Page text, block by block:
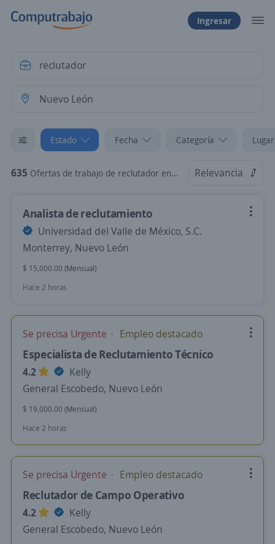
Ingresar
Estado Fecha Categoría
635 Ofertas de trabajo de reclutador en Nuevo León Relevancia
Analista de reclutamiento
Universidad del Valle de México, S.C.
Monterrey, Nuevo León
$ 15,000.00 (Mensual)
Hace 2 horas
Se precisa Urgente Empleo destacado
Especialista de Reclutamiento Técnico
4.2
Kelly
General Escobedo, Nuevo León
$ 19,000.00 (Mensual)
Hace 2 horas
Se precisa Urgente Empleo destacado
Reclutador de Campo Operativo
4.2
Kelly
General Escobedo, Nuevo León